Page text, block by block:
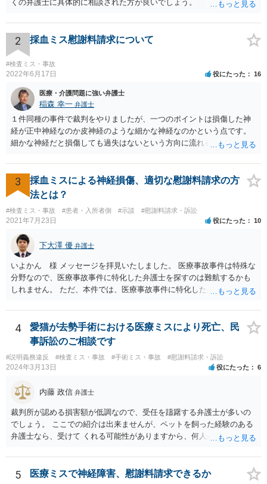
くの弁護士に具体的に相談された方が良いでしょう。
2 採血ミス慰謝料請求について
#検査ミス・事故
2022年6月17日 役にたった 16
医療・介護問題に強い弁護士
稲森 幸一 弁護士
１件同種の事件で裁判をやりましたが、一つのポイントは損傷した神
経が正中神経なのか皮神経のような細かな神経なのかという点です。
細かな神経だと損傷しても過失はないという方向に流れる可能性があ
過失が認められる可能性がありますので弁護士費用を支払う価値はあ
るかと思います。 頑張ってください。
3
採血ミスによる神経損傷、適切な慰謝料請求の方
法とは？
#検査ミス・事故 #患者・入所者側 #示談 #慰謝料請求・訴訟
2021年7月23日 役にたった 10
下大澤 優 弁護士
いよかん 様 メッセージを拝見いたしました。 医療事故事件は特殊な
分野なので、医療事故事件に特化した弁護士を探すのは難航するかも
しれません。 ただ、本件では、医療事故事件に特化した弁護士でなく
の過失（医療ミス）の立証なのですが、本件では過失自体には争いが
ないため、損害額の立証が主なポイントになります。 損害額に立証に
関しては、交通事故事件と同様の発想で考えればよいので、対応でき
る弁護士は多いと思います。 今後の交渉については、ご自身で対応さ
れることも可能ではありますが、相手方保険会社は容易に増額に応じ
ない（多少の増額はあり得るとしても、裁判基準での和解は難しい）
と思われます。 弁護士が介入することにより提示額が大きく変わるこ
とは多々あるため、可能であれば弁護士に依頼した上での交渉をお勧
めしたいところです。
4
愛猫が去勢手術における医療ミスにより死亡、民
事訴訟のご相談です
#説明義務違反 #検査ミス・事故 #手術ミス・事故 #慰謝料請求・訴訟
2024年3月13日 役にたった 6
内藤 政信 弁護士
裁判所が認める損害額が低調なので、受任を躊躇する弁護士が多いの
でしょう。 ここでの紹介は出来ませんが、ペットを飼った経験のある
弁護士なら、受けて くれる可能性がありますから、何人か問い合わせ
5 医療ミスで神経障害、慰謝料請求できるか